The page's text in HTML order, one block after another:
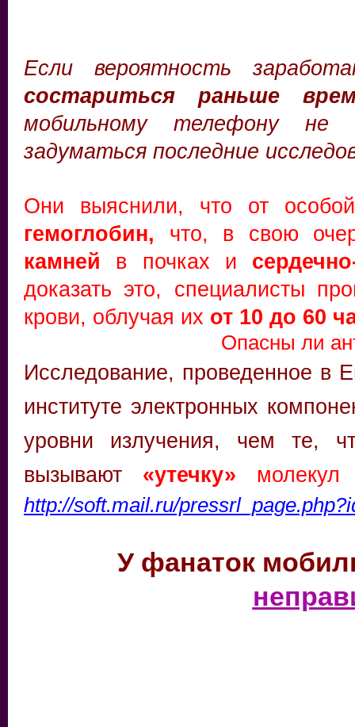
Если вероятность
состариться раньше
мобильному телефону не
задуматься последние
Они выяснили, что от
гемоглобин, что, в свою
камней в почках и
доказать это, специалисты
крови, облучая их от 10 до 60
Опасны ли
Исследование, проведенное в
институте электронных
уровни излучения, чем те,
вызывают «утечку» молекул
http://soft.mail.ru/
У фанаток